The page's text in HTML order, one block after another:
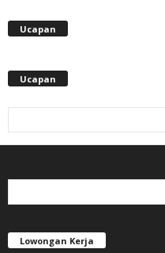
Ucapan
Ucapan
Lowongan Kerja